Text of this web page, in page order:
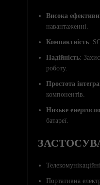
Висока
навантаженні.
Компактність:
Надійність:
роботу.
Простота
компонентів.
Низьке
батареї.
Портативна